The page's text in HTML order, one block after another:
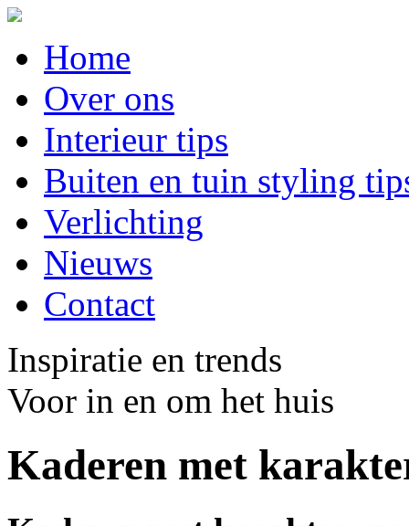
Home
Over ons
Interieur tips
Buiten en tuin styling
Verlichting
Nieuws
Contact
Inspiratie en trends
Voor in en om het huis
Kaderen met